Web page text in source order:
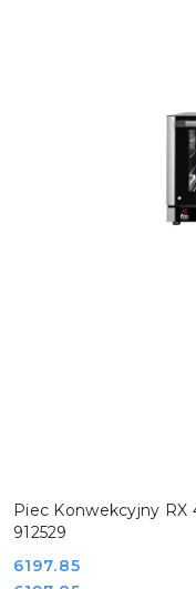
Piec Konwekcyjny RX
912529
Cena:
6197.85